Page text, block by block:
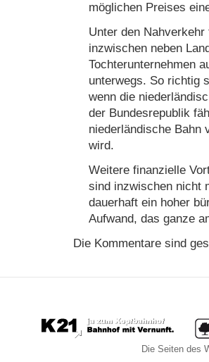
möglichen Preises
Unter den
inzwischen neben
Tochterunternehmen
unterwegs. So richtig
wenn die
der Bundesrepublik
niederländische Bahn
wird.
Weitere finanzielle
sind inzwischen nicht
dauerhaft ein hoher
Aufwand, das ganze
Die Kommentare sind
Die Seiten des